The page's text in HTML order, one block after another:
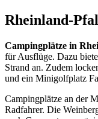
Rheinland-
Campingplätze in
für Ausflüge. Dazu
Strand an. Zudem
und ein Minigolfplatz
Campingplätze an der
Radfahrer. Die